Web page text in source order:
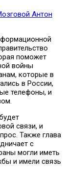
Антон
поможет
войны
которые в
в России,
телефоны, и
связи, и
Также глава
с
могли иметь
и имели связь